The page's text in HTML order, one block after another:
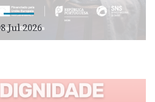
Jul 2026